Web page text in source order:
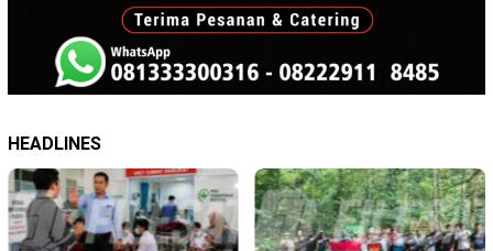
HEADLINES